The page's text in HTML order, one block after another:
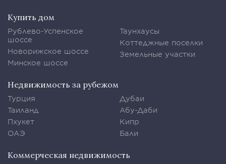
Купить дом
Рублево-Успенское
шоссе
Новорижское шоссе
Минское шоссе
Таунхаусы
Коттеджные поселки
Земельные участки
Недвижимость за рубежом
Турция
Таиланд
Пхукет
ОАЭ
Дубаи
Абу-Даби
Кипр
Бали
Коммерческая недвижимость